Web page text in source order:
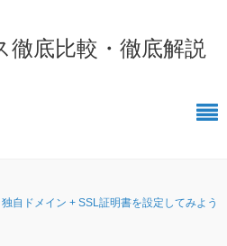
徹底比較・徹底解説
自ドメイン + SSL証明書を設定してみよう